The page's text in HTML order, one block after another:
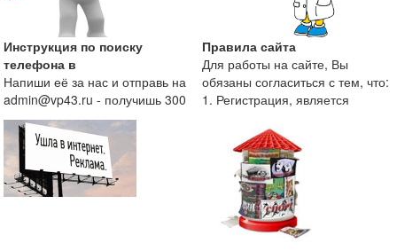
Инструкция по поиску
телефона в
Напиши её за нас и отправь на
admin@vp43.ru - получишь 300
рублей.
Правила сайта
Для работы на сайте, Вы
обязаны согласиться с тем, что:
1. Регистрация, является